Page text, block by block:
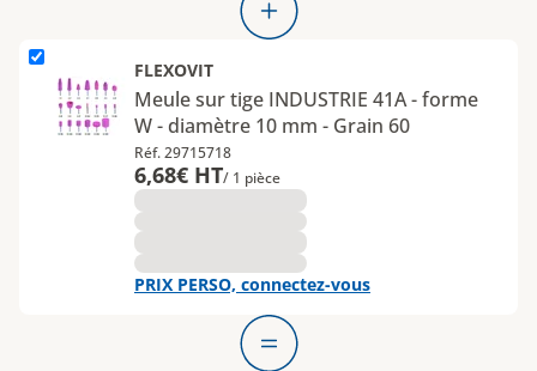
L'élément Meule sur tige INDUSTRIE 41A - forme W - diamètre
FLEXOVIT
Meule sur tige INDUSTRIE 41A - forme
W - diamètre 10 mm - Grain 60
Réf. 29715718
6,68€ HT/ 1 pièce
PRIX PERSO, connectez-vous